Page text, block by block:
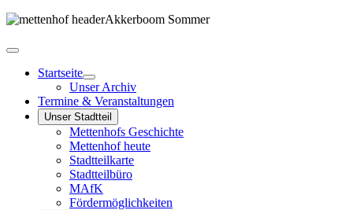
Startseite
Unser Archiv
Termine & Veranstaltungen
Unser Stadtteil
Mettenhofs Geschichte
Mettenhof heute
Stadtteilkarte
Stadtteilbüro
MAfK
Fördermöglichkeiten